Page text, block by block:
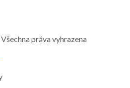
Všechna práva vyhrazena